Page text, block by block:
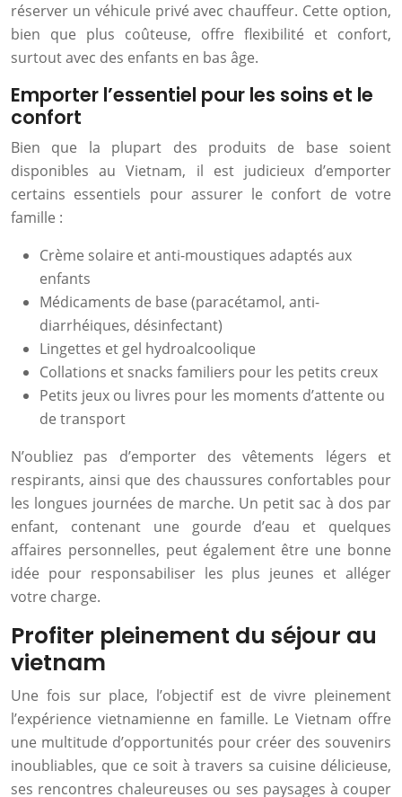
réserver un véhicule privé avec chauffeur. Cette option,
bien que plus coûteuse, offre flexibilité et confort,
surtout avec des enfants en bas âge.
Emporter l’essentiel pour les soins et le
confort
Bien que la plupart des produits de base soient
disponibles au Vietnam, il est judicieux d’emporter
certains essentiels pour assurer le confort de votre
famille :
Crème solaire et anti-moustiques adaptés aux
enfants
Médicaments de base (paracétamol, anti-
diarrhéiques, désinfectant)
Lingettes et gel hydroalcoolique
Collations et snacks familiers pour les petits creux
Petits jeux ou livres pour les moments d’attente ou
de transport
N’oubliez pas d’emporter des vêtements légers et
respirants, ainsi que des chaussures confortables pour
les longues journées de marche. Un petit sac à dos par
enfant, contenant une gourde d’eau et quelques
affaires personnelles, peut également être une bonne
idée pour responsabiliser les plus jeunes et alléger
votre charge.
Profiter pleinement du séjour au
vietnam
Une fois sur place, l’objectif est de vivre pleinement
l’expérience vietnamienne en famille. Le Vietnam offre
une multitude d’opportunités pour créer des souvenirs
inoubliables, que ce soit à travers sa cuisine délicieuse,
ses rencontres chaleureuses ou ses paysages à couper